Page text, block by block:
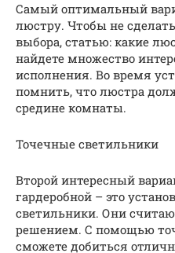
Самый оптимальный
люстру. Чтобы не
выбора, статью: какие
найдете множество
исполнения. Во время
помнить, что люстра
средине комнаты.
Точечные светильники
Второй интересный
гардеробной – это
светильники. Они
решением. С помощью
сможете добиться